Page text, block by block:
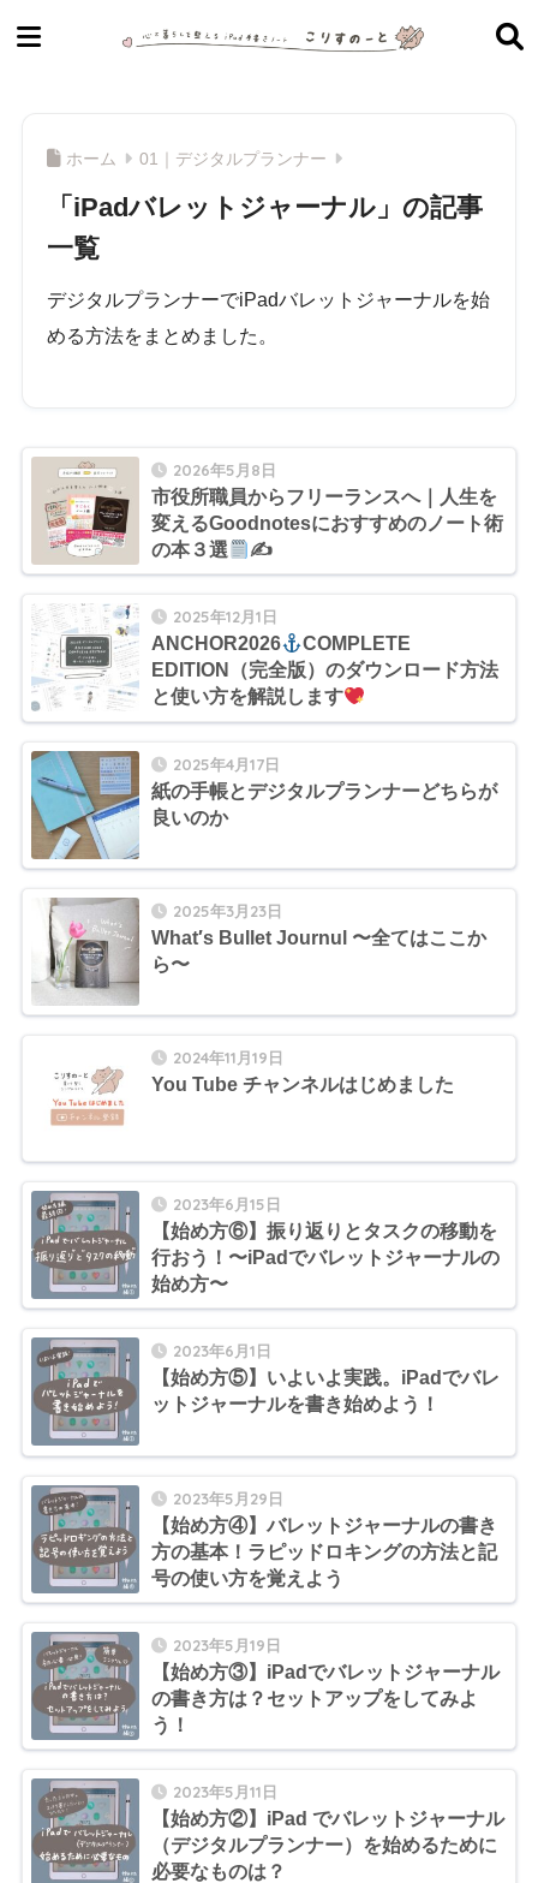
ホーム 01｜デジタルプランナー
「iPadバレットジャーナル」の記事
一覧
デジタルプランナーでiPadバレットジャーナルを始
める方法をまとめました。
2026年5月8日
市役所職員からフリーランスへ｜人生を
変えるGoodnotesにおすすめのノート術
の本３選
✍
2025年12月1日
ANCHOR2026
COMPLETE
EDITION（完全版）のダウンロード方法
と使い方を解説します
2025年4月17日
紙の手帳とデジタルプランナーどちらが
良いのか
2025年3月23日
What′s Bullet Journul 〜全てはここか
ら〜
2024年11月19日
You Tube チャンネルはじめました
2023年6月15日
【始め方⑥】振り返りとタスクの移動を
行おう！〜iPadでバレットジャーナルの
始め方〜
2023年6月1日
【始め方⑤】いよいよ実践。iPadでバレ
ットジャーナルを書き始めよう！
2023年5月29日
【始め方④】バレットジャーナルの書き
方の基本！ラピッドロキングの方法と記
号の使い方を覚えよう
2023年5月19日
【始め方③】iPadでバレットジャーナル
の書き方は？セットアップをしてみよ
う！
2023年5月11日
【始め方②】iPad でバレットジャーナル
（デジタルプランナー）を始めるために
必要なものは？